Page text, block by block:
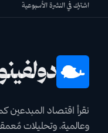
اشترك في النشرة الأسبوعية
نقرأ اقتصاد
وعالمية، وتحليلات